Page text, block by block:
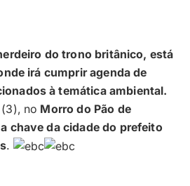
do trono britânico, está
irá cumprir agenda de
à temática ambiental.
no Morro do Pão de
chave da cidade do prefeito
.